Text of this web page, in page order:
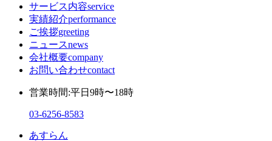
サービス内容service
実績紹介performance
ご挨拶greeting
ニュースnews
会社概要company
お問い合わせcontact
営業時間:平日9時〜18時
03-6256-8583
あすらん